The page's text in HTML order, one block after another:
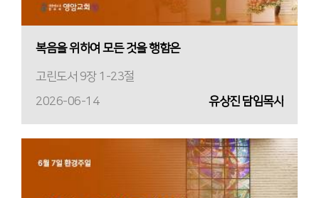
복음을 위하여 모든 것을 행함은
고린도서 9장 1-23절
2026-06-14
유상진 담임목사